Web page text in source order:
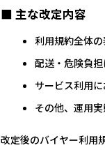
[スカイ
■ 主な改定内容
利用規約全体
配送・危険負
サービス利用
その他、運用
改定後のバイヤー利用